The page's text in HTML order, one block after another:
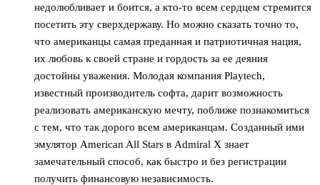
недолюбливает и боится, а кто-то всем сердцем стремится
посетить эту сверхдержаву. Но можно сказать точно то,
что американцы самая преданная и патриотичная нация,
их любовь к своей стране и гордость за ее деяния
достойны уважения. Молодая компания Playtech,
известный производитель софта, дарит возможность
реализовать американскую мечту, поближе познакомиться
с тем, что так дорого всем американцам. Созданный ими
эмулятор American All Stars в Admiral X знает
замечательный способ, как быстро и без регистрации
получить финансовую независимость.